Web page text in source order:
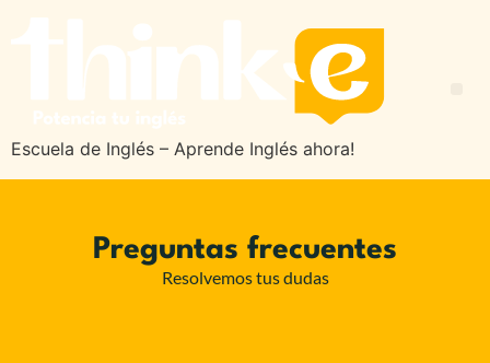
Escuela de Inglés – Aprende Inglés ahora!
Preguntas frecuentes
Resolvemos tus dudas